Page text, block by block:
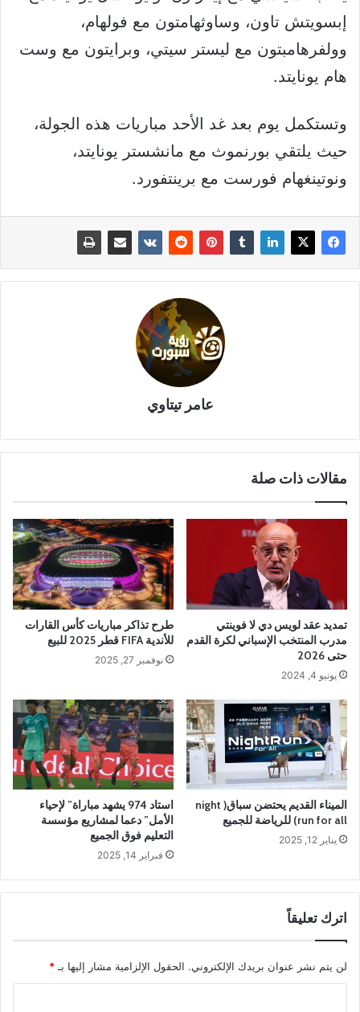
إبسويتش تاون، وساوثهامتون مع فولهام،
وولفرهامبتون مع ليستر سيتي، وبرايتون مع وست
هام يونايتد.
وتستكمل يوم بعد غد الأحد مباريات هذه الجولة،
حيث يلتقي بورنموث مع مانشستر يونايتد،
ونوتينغهام فورست مع برينتفورد.
عامر تيتاوي
مقالات ذات صلة
تمديد عقد لويس دي لا فوينتي
مدرب المنتخب الإسباني لكرة القدم
حتى 2026
يونيو 4, 2024
طرح تذاكر مباريات كأس القارات
للأندية FIFA قطر 2025 للبيع
نوفمبر 27, 2025
الميناء القديم يحتضن سباق( night
run for all) للرياضة للجميع
يناير 12, 2025
استاد 974 يشهد مباراة” لإحياء
الأمل” دعما لمشاريع مؤسسة
التعليم فوق الجميع
فبراير 14, 2025
اترك تعليقاً
لن يتم نشر عنوان بريدك الإلكتروني. الحقول الإلزامية مشار إليها بـ*